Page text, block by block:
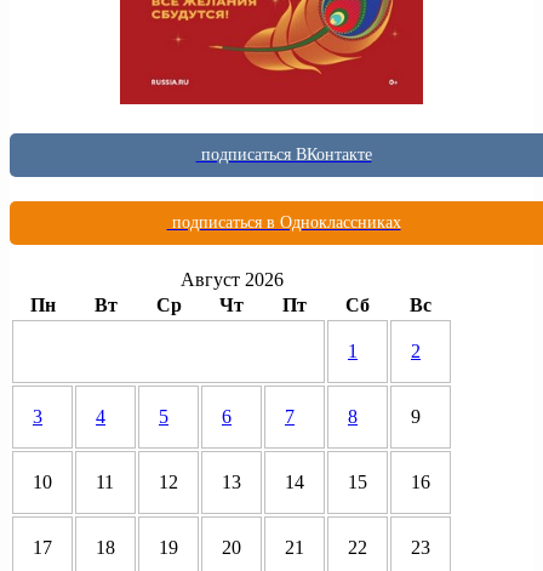
подписаться ВКонтакте
подписаться в Одноклассниках
Август 2026
Пн
Вт Ср Чт Пт Сб Вс
1 2
3 4 5 6 7 8 9
10 11 12 13 14 15 16
17 18 19 20 21 22 23